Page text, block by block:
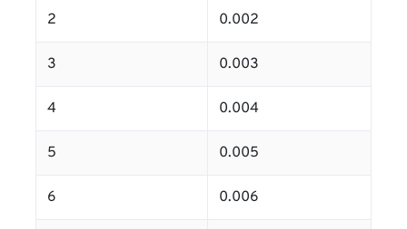
2 0.002
3 0.003
4 0.004
5 0.005
6 0.006